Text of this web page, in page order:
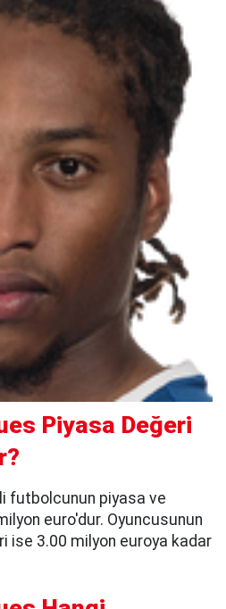
Piyasa Değeri
futbolcunun piyasa ve
euro'dur. Oyuncusunun
ise 3.00 milyon euroya kadar